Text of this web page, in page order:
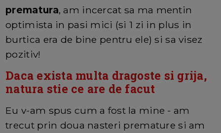
prematura, am incercat sa ma mentin
optimista in pasi mici (si 1 zi in plus in
burtica era de bine pentru ele) si sa visez
pozitiv!
Daca exista multa dragoste si grija,
natura stie ce are de facut
Eu v-am spus cum a fost la mine - am
trecut prin doua nasteri premature si am